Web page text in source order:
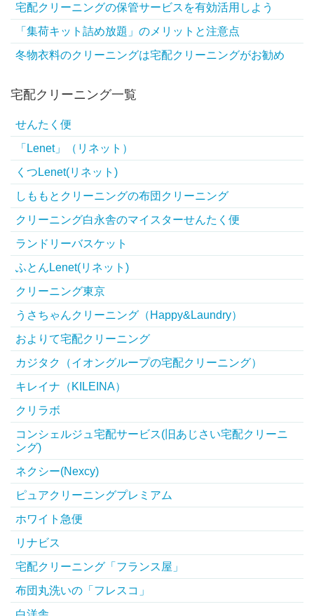
宅配クリーニングの保管サービスを有効活用しよう
「集荷キット詰め放題」のメリットと注意点
冬物衣料のクリーニングは宅配クリーニングがお勧め
宅配クリーニング一覧
せんたく便
「Lenet」（リネット）
くつLenet(リネット)
しももとクリーニングの布団クリーニング
クリーニング白永舎のマイスターせんたく便
ランドリーバスケット
ふとんLenet(リネット)
クリーニング東京
うさちゃんクリーニング（Happy&Laundry）
およりて宅配クリーニング
カジタク（イオングループの宅配クリーニング）
キレイナ（KILEINA）
クリラボ
コンシェルジュ宅配サービス(旧あじさい宅配クリーニ
ング)
ネクシー(Nexcy)
ピュアクリーニングプレミアム
ホワイト急便
リナビス
宅配クリーニング「フランス屋」
布団丸洗いの「フレスコ」